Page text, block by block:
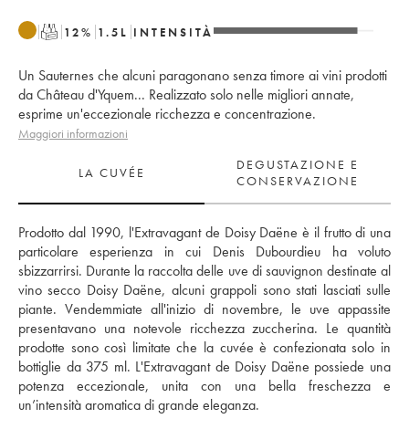
T 12% 1.5 L INTENSITÀ
Un Sauternes che alcuni paragonano senza timore ai vini prodotti
da Château d'Yquem... Realizzato solo nelle migliori annate,
esprime un'eccezionale ricchezza e concentrazione.
Maggiori informazioni
LA CUVÉE
DEGUSTAZIONE E
CONSERVAZIONE
Prodotto dal 1990, l'Extravagant de Doisy Daëne è il frutto di una
particolare esperienza in cui Denis Dubourdieu ha voluto
sbizzarrirsi. Durante la raccolta delle uve di sauvignon destinate al
vino secco Doisy Daëne, alcuni grappoli sono stati lasciati sulle
piante. Vendemmiate all'inizio di novembre, le uve appassite
presentavano una notevole ricchezza zuccherina. Le quantità
prodotte sono così limitate che la cuvée è confezionata solo in
bottiglie da 375 ml. L'Extravagant de Doisy Daëne possiede una
potenza eccezionale, unita con una bella freschezza e
un’intensità aromatica di grande eleganza.